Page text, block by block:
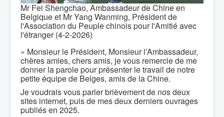
Mr Fei Shengchao, Ambassadeur de Chine en
Belgique et Mr Yang Wanming, Président de
l'Association du Peuple chinois pour l'Amitié avec
l'étranger (4-2-2026)
« Monsieur le Président, Monsieur l’Ambassadeur,
chères amies, chers amis, je vous remercie de me
donner la parole pour présenter le travail de notre
petite équipe de Belges, amis de la Chine.
Je voudrais vous parler brièvement de nos deux
sites internet, puis de mes deux derniers ouvrages
publiés en 2025.